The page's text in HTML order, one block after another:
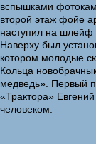
вспышками
второй этаж фойе
наступил на шлейф
Наверху был
котором молодые
Кольца
медведь». Первый
«Трактора»
человеком.